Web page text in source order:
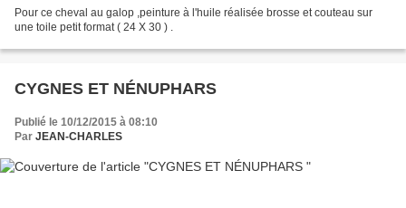
Pour ce cheval au galop ,peinture à l'huile réalisée brosse et couteau sur
une toile petit format ( 24 X 30 ) .
CYGNES ET NÉNUPHARS
Publié le 10/12/2015 à 08:10
Par JEAN-CHARLES